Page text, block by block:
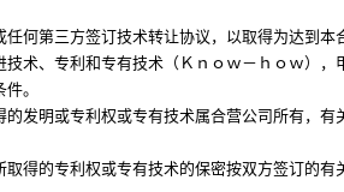
何第三方签订技术转让协议，以取得为达到本
术、专利和专有技术（Ｋｎｏｗ－ｈｏｗ），
。
发明或专利权或专有技术属合营公司所有，有
得的专利权或专有技术的保密按双方签订的有